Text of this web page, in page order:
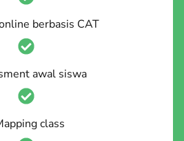
berbasis CAT
awal siswa
class